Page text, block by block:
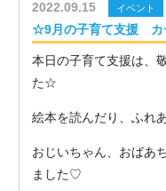
2022.09.15 イベント
☆9月の子育て支援 カ
本日の子育て支援は、
た☆
絵本を読んだり、ふれ
おじいちゃん、おばあ
ました♡